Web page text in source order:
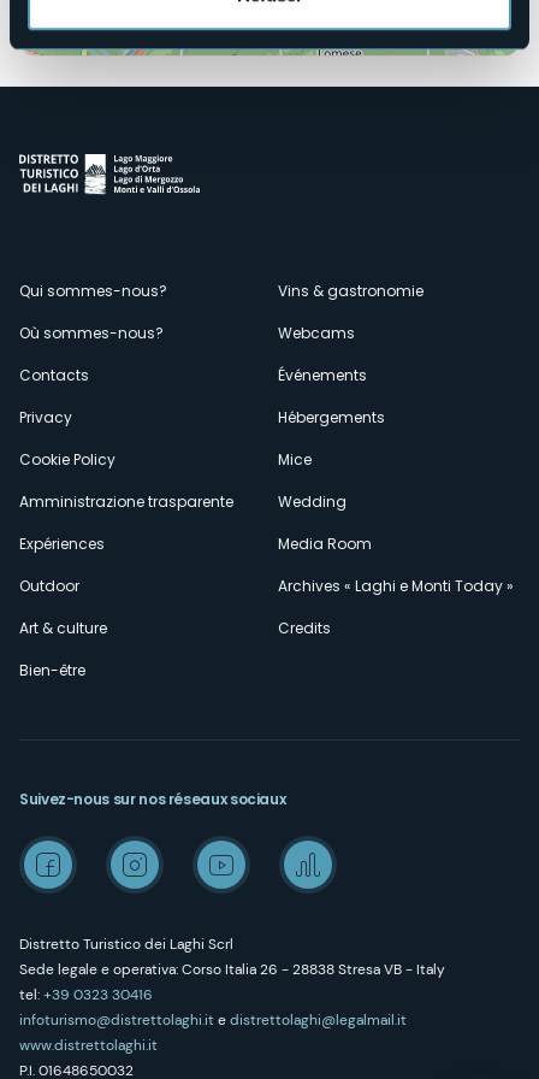
Menù
secondario
Qui sommes-nous?
Où sommes-nous?
Contacts
Privacy
Cookie Policy
Amministrazione trasparente
Expériences
Outdoor
Art & culture
Bien-être
Vins & gastronomie
Webcams
Événements
Hébergements
Mice
Wedding
Media Room
Archives « Laghi e Monti Today »
Credits
Distretto Turistico dei Laghi Scrl
Sede legale e operativa: Corso Italia 26 - 28838 Stresa VB - Italy
tel:+39 0323 30416
infoturismo@distrettolaghi.itedistrettolaghi@legalmail.it
www.distrettolaghi.it
P.I. 01648650032
Suivez-nous sur nos réseaux sociaux